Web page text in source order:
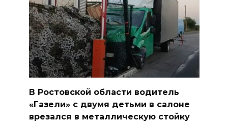
В Ростовской области водитель
«Газели» с двумя детьми в салоне
врезался в металлическую стойку